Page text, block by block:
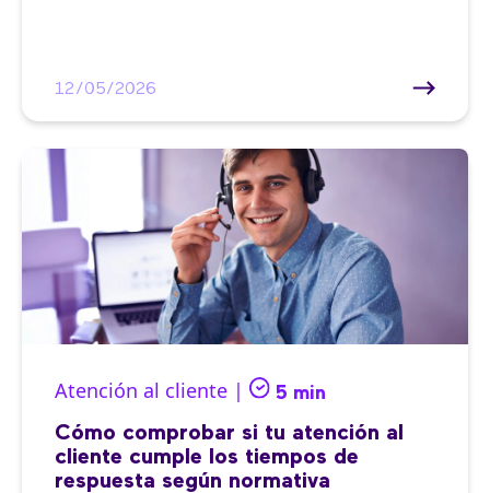
12/05/2026
Atención al cliente | 5 min
Cómo comprobar si tu atención al
cliente cumple los tiempos de
respuesta según normativa